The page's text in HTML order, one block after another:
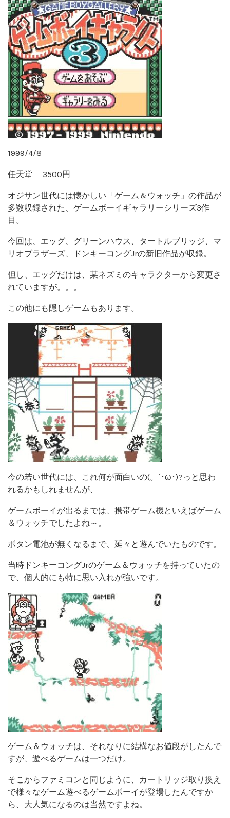
1999/4/8
任天堂 3500円
オジサン世代には懐かしい「ゲーム＆ウォッチ」の作品が
多数収録された、ゲームボーイギャラリーシリーズ3作
目。
今回は、エッグ、グリーンハウス、タートルブリッジ、マ
リオブラザーズ、ドンキーコングJrの新旧作品が収録。
但し、エッグだけは、某ネズミのキャラクターから変更さ
れていますが。。。
この他にも隠しゲームもあります。
今の若い世代には、これ何が面白いの(。´･ω･)?っと思わ
れるかもしれませんが、
ゲームボーイが出るまでは、携帯ゲーム機といえばゲーム
＆ウォッチでしたよね～。
ボタン電池が無くなるまで、延々と遊んでいたものです。
当時ドンキーコングJrのゲーム＆ウォッチを持っていたの
で、個人的にも特に思い入れが強いです。
ゲーム＆ウォッチは、それなりに結構なお値段がしたんで
すが、遊べるゲームは一つだけ。
そこからファミコンと同じように、カートリッジ取り換え
で様々なゲーム遊べるゲームボーイが登場したんですか
ら、大人気になるのは当然ですよね。